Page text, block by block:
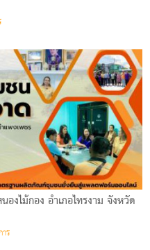
ไม้กอง อำเภอไทรงาม จังหวัด
ร